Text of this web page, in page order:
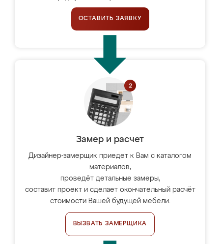
ОСТАВИТЬ ЗАЯВКУ
Замер и расчет
Дизайнер-замерщик приедет к Вам с каталогом
материалов,
проведёт детальные замеры,
составит проект и сделает окончательный расчёт
стоимости Вашей будущей мебели.
ВЫЗВАТЬ ЗАМЕРЩИКА